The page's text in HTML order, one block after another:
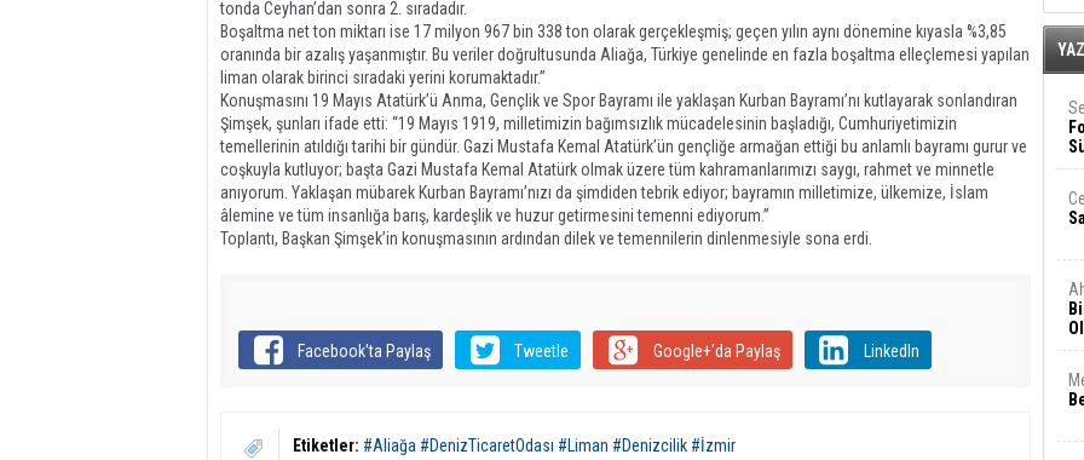
tonda Ceyhan’dan sonra 2. sıradadır.
Boşaltma net ton miktarı ise 17 milyon 967 bin 338 ton olarak gerçekleşmiş; geçen yılın aynı dönemine kıyasla %3,85
oranında bir azalış yaşanmıştır. Bu veriler doğrultusunda Aliağa, Türkiye genelinde en fazla boşaltma elleçlemesi yapılan
liman olarak birinci sıradaki yerini korumaktadır.”
Konuşmasını 19 Mayıs Atatürk’ü Anma, Gençlik ve Spor Bayramı ile yaklaşan Kurban Bayramı’nı kutlayarak sonlandıran
Şimşek, şunları ifade etti: “19 Mayıs 1919, milletimizin bağımsızlık mücadelesinin başladığı, Cumhuriyetimizin
temellerinin atıldığı tarihi bir gündür. Gazi Mustafa Kemal Atatürk’ün gençliğe armağan ettiği bu anlamlı bayramı gurur ve
coşkuyla kutluyor; başta Gazi Mustafa Kemal Atatürk olmak üzere tüm kahramanlarımızı saygı, rahmet ve minnetle
anıyorum. Yaklaşan mübarek Kurban Bayramı’nızı da şimdiden tebrik ediyor; bayramın milletimize, ülkemize, İslam
âlemine ve tüm insanlığa barış, kardeşlik ve huzur getirmesini temenni ediyorum.”
Toplantı, Başkan Şimşek’in konuşmasının ardından dilek ve temennilerin dinlenmesiyle sona erdi.
Facebook'ta Paylaş Tweetle Google+'da Paylaş LinkedIn
Etiketler: #Aliağa #DenizTicaretOdası #Liman #Denizcilik #İzmir